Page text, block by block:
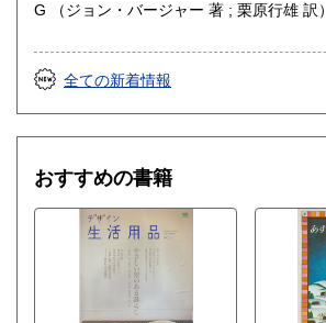
G （ジョン・バージャー 著 ; 栗原行雄 訳）
全ての新着情報
おすすめの書籍